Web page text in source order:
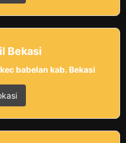
Bekasi
babelan kab. Bekasi